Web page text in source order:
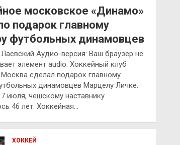
московское «Динамо»
подарок главному
футбольных динамовцев
Аудио-версия: Ваш браузер не
элемент audio. Хоккейный клуб
сделал подарок главному
динамовцев Марцелу Личке.
июля, чешскому наставнику
46 лет. Хоккейная…
ХОККЕЙ